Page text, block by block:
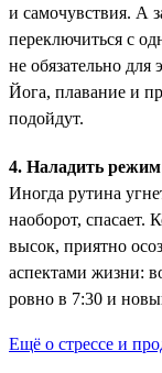
и самочувствия. А
переключиться с
не обязательно для
Йога, плавание и
подойдут.
4. Наладить режим
Иногда рутина
наоборот, спасает.
высок, приятно
аспектами жизни:
ровно в 7:30 и
Ещё о стрессе и